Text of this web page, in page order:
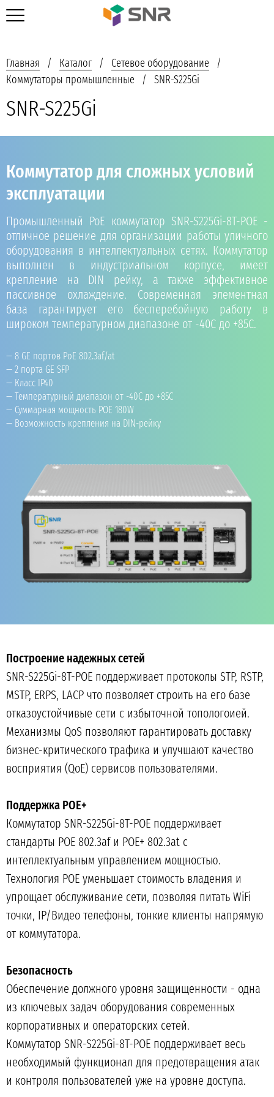
Главная Каталог
Сетевое оборудование
Коммутаторы промышленные
SNR-S225Gi
SNR-S225Gi
Коммутатор для сложных условий
эксплуатации
Промышленный PoE коммутатор SNR-S225Gi-8T-POE -
отличное решение для организации работы уличного
оборудования в интеллектуальных сетях. Коммутатор
выполнен в индустриальном корпусе, имеет
крепление на DIN рейку, а также эффективное
пассивное охлаждение. Современная элементная
база гарантирует его бесперебойную работу в
широком температурном диапазоне от -40С до +85С.
8 GE портов PоE 802.3af/at
2 порта GE SFP
Класс IP40
Температурный диапазон от -40C до +85С
Суммарная мощность POE 180W
Возможность крепления на DIN-рейку
Построение надежных сетей
SNR-S225Gi-8T-POE поддерживает протоколы STP, RSTP,
MSTP, ERPS, LACP что позволяет строить на его базе
отказоустойчивые сети с избыточной топологоией.
Механизмы QoS позволяют гарантировать доставку
бизнес-критического трафика и улучшают качество
восприятия (QoE) сервисов пользователями.
Поддержка POE+
Коммутатор SNR-S225Gi-8T-POE поддерживает
стандарты POE 802.3af и POE+ 802.3at с
интеллектуальным управлением мощностью.
Технология POE уменьшает стоимость владения и
упрощает обслуживание сети, позволяя питать WiFi
точки, IP/Видео телефоны, тонкие клиенты напрямую
от коммутатора.
Безопасность
Обеспечение должного уровня защищенности - одна
из ключевых задач оборудования современных
корпоративных и операторских сетей.
Коммутатор SNR-S225Gi-8T-POE поддерживает весь
необходимый функционал для предотвращения атак
и контроля пользователей уже на уровне доступа.